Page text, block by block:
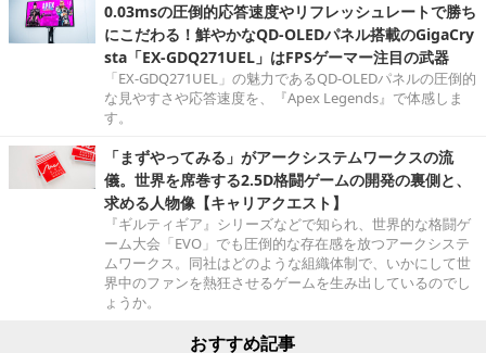
0.03msの圧倒的応答速度やリフレッシュレートで勝ち
にこだわる！鮮やかなQD-OLEDパネル搭載のGigaCry
sta「EX-GDQ271UEL」はFPSゲーマー注目の武器
「EX-GDQ271UEL」の魅力であるQD-OLEDパネルの圧倒的
な見やすさや応答速度を、『Apex Legends』で体感しま
す。
「まずやってみる」がアークシステムワークスの流
儀。世界を席巻する2.5D格闘ゲームの開発の裏側と、
求める人物像【キャリアクエスト】
『ギルティギア』シリーズなどで知られ、世界的な格闘ゲ
ーム大会「EVO」でも圧倒的な存在感を放つアークシステ
ムワークス。同社はどのような組織体制で、いかにして世
界中のファンを熱狂させるゲームを生み出しているのでし
ょうか。
おすすめ記事